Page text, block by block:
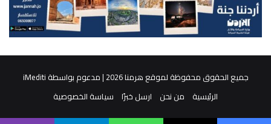
جميع الحقوق محفوظة لموقع هرمنا 2026 | مدعوم بواسطة
iMediti
الرئيسية
من نحن ارسل خبرًا سياسة الخصوصية